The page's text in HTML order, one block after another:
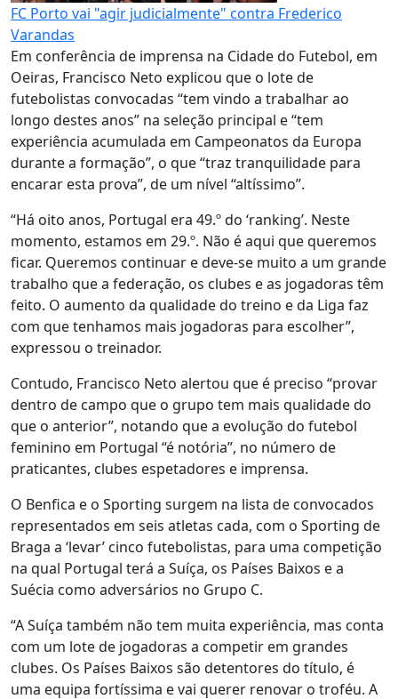
FC Porto vai "agir judicialmente" contra Frederico
Varandas
Em conferência de imprensa na Cidade do Futebol, em
Oeiras, Francisco Neto explicou que o lote de
futebolistas convocadas “tem vindo a trabalhar ao
longo destes anos” na seleção principal e “tem
experiência acumulada em Campeonatos da Europa
durante a formação”, o que “traz tranquilidade para
encarar esta prova”, de um nível “altíssimo”.
“Há oito anos, Portugal era 49.º do ‘ranking’. Neste
momento, estamos em 29.º. Não é aqui que queremos
ficar. Queremos continuar e deve-se muito a um grande
trabalho que a federação, os clubes e as jogadoras têm
feito. O aumento da qualidade do treino e da Liga faz
com que tenhamos mais jogadoras para escolher”,
expressou o treinador.
Contudo, Francisco Neto alertou que é preciso “provar
dentro de campo que o grupo tem mais qualidade do
que o anterior”, notando que a evolução do futebol
feminino em Portugal “é notória”, no número de
praticantes, clubes espetadores e imprensa.
O Benfica e o Sporting surgem na lista de convocados
representados em seis atletas cada, com o Sporting de
Braga a ‘levar’ cinco futebolistas, para uma competição
na qual Portugal terá a Suíça, os Países Baixos e a
Suécia como adversários no Grupo C.
“A Suíça também não tem muita experiência, mas conta
com um lote de jogadoras a competir em grandes
clubes. Os Países Baixos são detentores do título, é
uma equipa fortíssima e vai querer renovar o troféu. A